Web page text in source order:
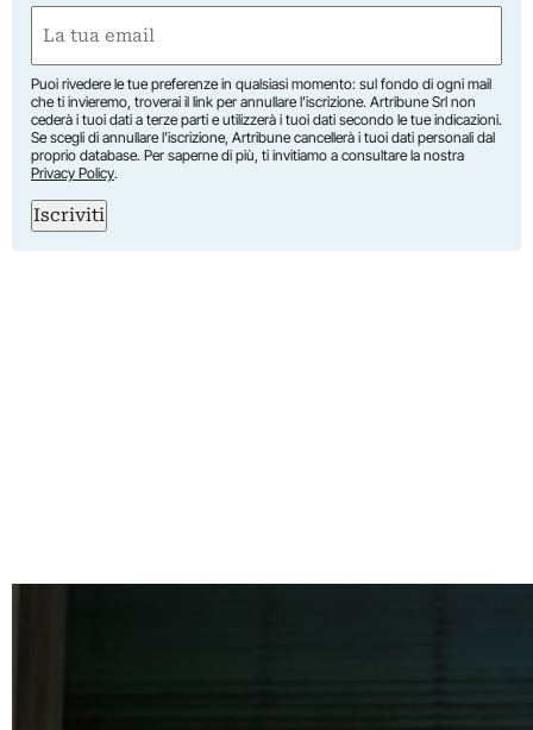
Nome
(Obbligatorio)
Puoi rivedere le tue preferenze in qualsiasi momento: sul fondo di ogni mail
che ti invieremo, troverai il link per annullare l’iscrizione. Artribune Srl non
cederà i tuoi dati a terze parti e utilizzerà i tuoi dati secondo le tue indicazioni.
Se scegli di annullare l’iscrizione, Artribune cancellerà i tuoi dati personali dal
proprio database. Per saperne di più, ti invitiamo a consultare la nostra
Privacy Policy.
Iscriviti